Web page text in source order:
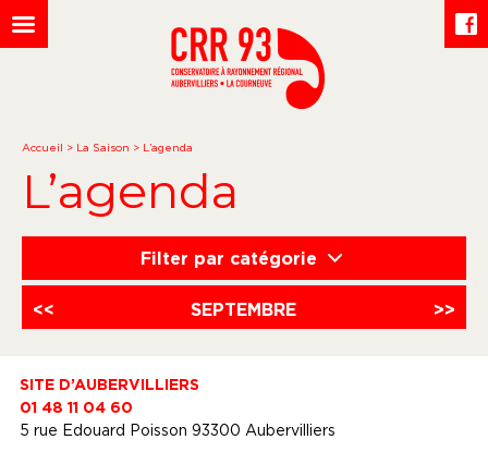
Accueil > La Saison > L’agenda
L’agenda
Filter par catégorie
<< SEPTEMBRE >>
SITE D’AUBERVILLIERS
01 48 11 04 60
5 rue Edouard Poisson 93300 Aubervilliers